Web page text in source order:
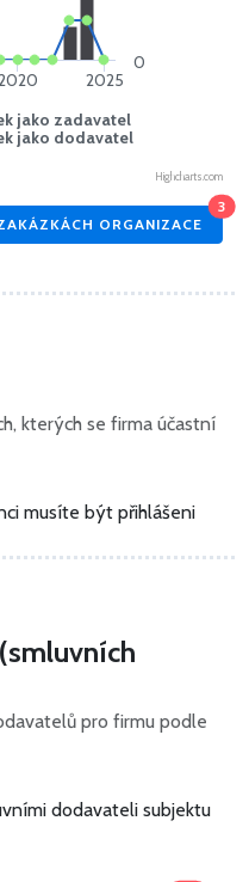
jako zadavatel
jako dodavatel
2025
0
Highcharts.com
ORGANIZACE
3
kterých se firma účastní
musíte být přihlášeni
pro firmu podle
dodavateli subjektu